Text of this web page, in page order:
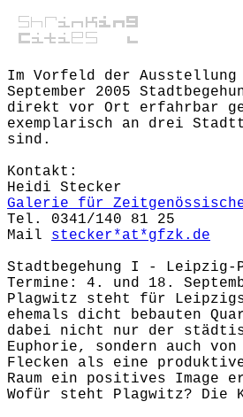
Im Vorfeld der
September 2005
direkt vor Ort erfahrbar
exemplarisch an drei
sind.
Kontakt:
Heidi Stecker
Galerie für
Tel. 0341/140 81 25
Mail stecker*at*gfzk.de
Stadtbegehung I - Leipzig-
Termine: 4. und 18.
Plagwitz steht für Leipzigs
ehemals dicht bebauten
dabei nicht nur der
Euphorie, sondern auch
Flecken als eine
Raum ein positives Image
Wofür steht Plagwitz? Die